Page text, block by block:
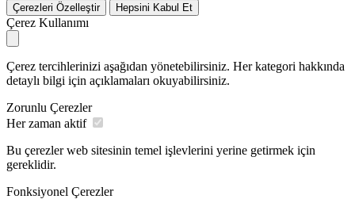
Çerezleri Özelleştir Hepsini Kabul Et
Çerez Kullanımı
Çerez tercihlerinizi aşağıdan yönetebilirsiniz. Her kategori hakkında
detaylı bilgi için açıklamaları okuyabilirsiniz.
Zorunlu Çerezler
Her zaman aktif
Bu çerezler web sitesinin temel işlevlerini yerine getirmek için
gereklidir.
Fonksiyonel Çerezler